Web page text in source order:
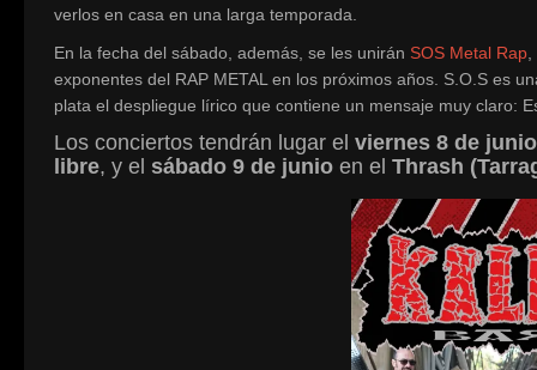
verlos en casa en una larga temporada.
En la fecha del sábado, además, se les unirán SOS Metal Rap,
exponentes del RAP METAL en los próximos años. S.O.S es
plata el despliegue lírico que contiene un mensaje muy claro:
Los conciertos tendrán lugar el viernes 8 de junio
libre, y el sábado 9 de junio en el Thrash